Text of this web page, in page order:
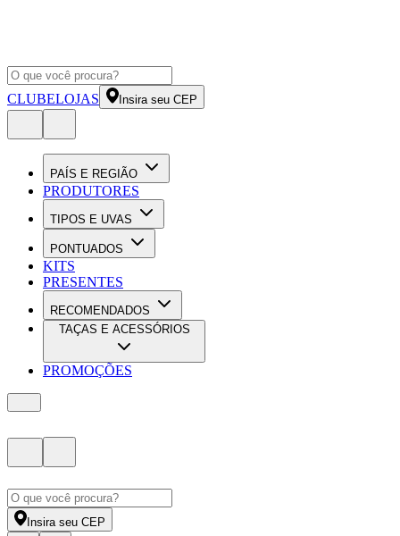
CLUBELOJAS Insira seu CEP
PAÍS E REGIÃO
PRODUTORES
TIPOS E UVAS
PONTUADOS
KITS
PRESENTES
RECOMENDADOS
TAÇAS E ACESSÓRIOS
PROMOÇÕES
Insira seu CEP